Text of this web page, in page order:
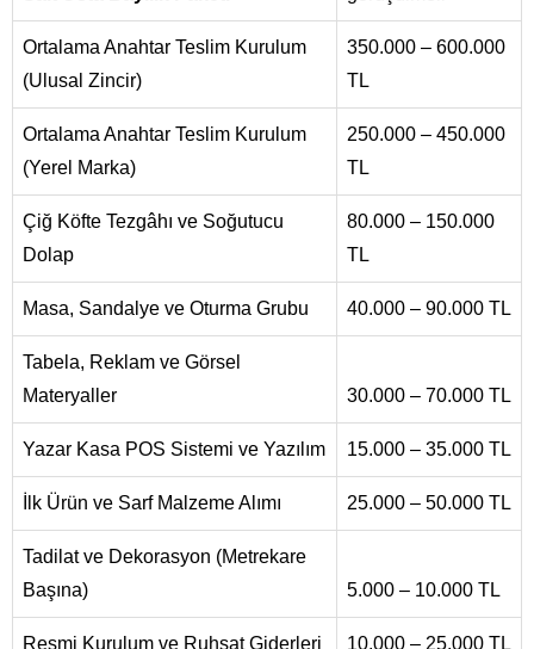
Ortalama Anahtar Teslim Kurulum
(Ulusal Zincir)
350.000 – 600.000
TL
Ortalama Anahtar Teslim Kurulum
(Yerel Marka)
250.000 – 450.000
TL
Çiğ Köfte Tezgâhı ve Soğutucu
Dolap
80.000 – 150.000
TL
Masa, Sandalye ve Oturma Grubu 40.000 – 90.000 TL
Tabela, Reklam ve Görsel
Materyaller
30.000 – 70.000 TL
Yazar Kasa POS Sistemi ve Yazılım 15.000 – 35.000 TL
İlk Ürün ve Sarf Malzeme Alımı 25.000 – 50.000 TL
Tadilat ve Dekorasyon (Metrekare
Başına)
5.000 – 10.000 TL
Resmi Kurulum ve Ruhsat Giderleri 10.000 – 25.000 TL